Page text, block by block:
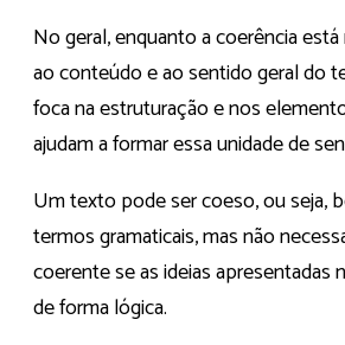
No geral, enquanto a coerência
ao conteúdo e ao sentido geral do
foca na estruturação e nos
ajudam a formar essa unidade de
Um texto pode ser coeso, ou seja,
termos gramaticais, mas não
coerente se as ideias apresentadas
de forma lógica.